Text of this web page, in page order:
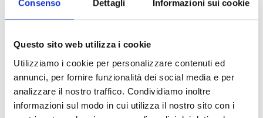
Consenso Dettagli Informazioni sui cookie
Questo sito web utilizza i cookie
Utilizziamo i cookie per personalizzare contenuti ed
annunci, per fornire funzionalità dei social media e per
analizzare il nostro traffico. Condividiamo inoltre
informazioni sul modo in cui utilizza il nostro sito con i
Entità del contributo
La dotazione finanziaria complessiva ammonta a
1.135.000 Euro.
Il contributo da assegnare ad ogni istanza ammessa a
finanziamento sulla base del possesso dei requisiti del
richiedente e fino alla concorrenza dello stanziamento